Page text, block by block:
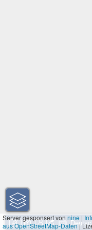
Server gesponsert vonnine|
aus OpenStreetMap-Daten|